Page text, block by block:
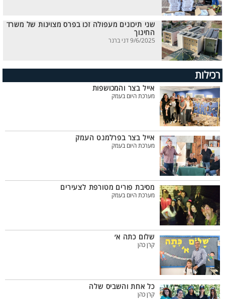
שני תיכונים מעפולה זכו בפרס מצוינות של משרד
החינוך
9/6/2025 דני ברנר
רכילות
אייל בצר והמכושפות
מערכת היום בעמק
אייל בצר בפרלמנט העמק
מערכת היום בעמק
מסיבת פורים מטורפת לצעירים
מערכת היום בעמק
שלום כתה א׳
קרן כהן
כל אחת והשביס שלה
קרן כהן